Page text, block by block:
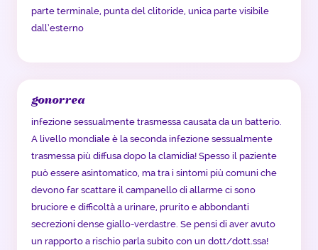
parte terminale, punta del clitoride, unica parte visibile
dall’esterno
gonorrea
infezione sessualmente trasmessa causata da un batterio.
A livello mondiale è la seconda infezione sessualmente
trasmessa più diffusa dopo la clamidia! Spesso il paziente
può essere asintomatico, ma tra i sintomi più comuni che
devono far scattare il campanello di allarme ci sono
bruciore e difficoltà a urinare, prurito e abbondanti
secrezioni dense giallo-verdastre. Se pensi di aver avuto
un rapporto a rischio parla subito con un dott/dott.ssa!